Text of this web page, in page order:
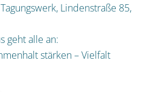
Lindenstraße 85,
geht alle an:
stärken – Vielfalt